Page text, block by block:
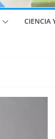
CIENCIA